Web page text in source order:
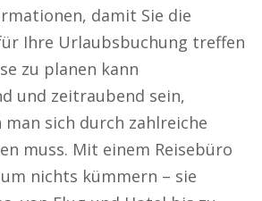
damit Sie die
Ihre Urlaubsbuchung treffen
zu planen kann
und zeitraubend sein,
man sich durch zahlreiche
muss. Mit einem Reisebüro
nichts kümmern – sie